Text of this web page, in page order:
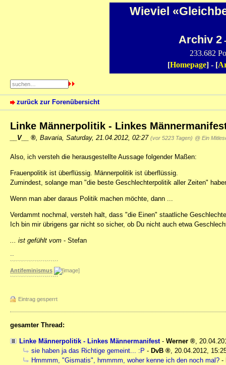
Wieviel
Archiv 2
233.682
[Homepage] - [
zurück zur Forenübersicht
Linke Männerpolitik - Linkes
__V__ Bavaria Saturday, 21.04.2012, 02:27 (vor 5223 Tagen) @ Ein
Also, ich versteh die herausgestellte Aussage folgender Maßen:
Frauenpolitik ist überflüssig. Männerpolitik ist überflüssig.
Zumindest, solange man "die beste Geschlechterpolitik aller Zeiten"
Wenn man aber daraus Politik machen möchte, dann ...
Verdammt nochmal, versteh halt, dass "die Einen" staatliche
Ich bin mir übrigens gar nicht so sicher, ob Du nicht auch etwa
... ist gefühlt vom - Stefan
--
``´´``´´``´´``´´``´´``´´
Antifeminismus
``´´``´´``´´``´´``´´``´´
Eintrag gesperrt
gesamter Thread:
Linke Männerpolitik - Linkes Männermanifest- Werner ,
sie haben ja das Richtige gemeint... :P - DvB , 20.04.2012,
Hmmmm, "Gismatis", hmmmm, woher kenne ich den noch mal? -